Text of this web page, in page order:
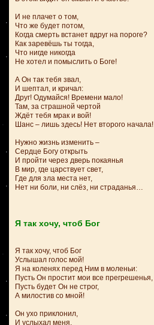
И не плачет о том,
Что же будет потом,
Когда смерть встанет вдруг на пороге?
Как заревёшь ты тогда,
Что нигде никогда
Не хотел и помыслить о Боге!
А Он так тебя звал,
И шептал, и кричал:
Друг! Одумайся! Времени мало!
Там, за страшной чертой
Ждёт тебя мрак и вой!
Шанс – лишь здесь! Нет второго начала!
Нужно жизнь изменить –
Сердце Богу открыть
И пройти через дверь покаянья
В мир, где царствует свет,
Где для зла места нет,
Нет ни боли, ни слёз, ни страданья…
Я так хочу, чтоб Бог
Я так хочу, чтоб Бог
Услышал голос мой!
Я на коленях перед Ним в моленьи:
Пусть Он простит мои все прегрешенья,
Пусть будет Он не строг,
А милостив со мной!
Он ухо приклонил,
И услыхал меня,